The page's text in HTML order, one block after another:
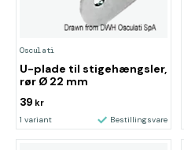
Osculati
U-plade til stigehængsler,
rør Ø 22 mm
39 kr
1 variant Bestillingsvare